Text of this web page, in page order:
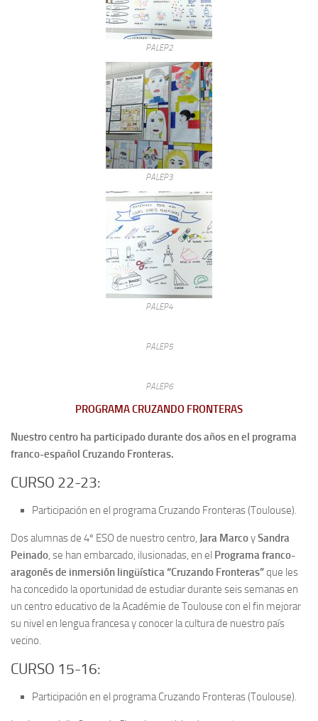
PALEP2
PALEP3
PALEP4
PALEP5
PALEP6
PROGRAMA CRUZANDO FRONTERAS
Nuestro centro ha participado durante dos años en el programa
franco-español Cruzando Fronteras.
CURSO 22-23:
Participación en el programa Cruzando Fronteras (Toulouse).
Dos alumnas de 4º ESO de nuestro centro, Jara MarcoySandra
Peinado, se han embarcado, ilusionadas, en el Programa franco-
aragonés de inmersión lingüística “Cruzando Fronteras”que les
ha concedido la oportunidad de estudiar durante seis semanas en
un centro educativo de la Académie de Toulouse con el fin mejorar
su nivel en lengua francesa y conocer la cultura de nuestro país
vecino.
CURSO 15-16:
Participación en el programa Cruzando Fronteras (Toulouse).